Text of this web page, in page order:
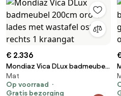
€ 2.336
Mondiaz Vica DLux badmeubel
200cm oro 4 lades met
wastafel ostra rechts 1
Mat
Op voorraad
Gratis bezorging